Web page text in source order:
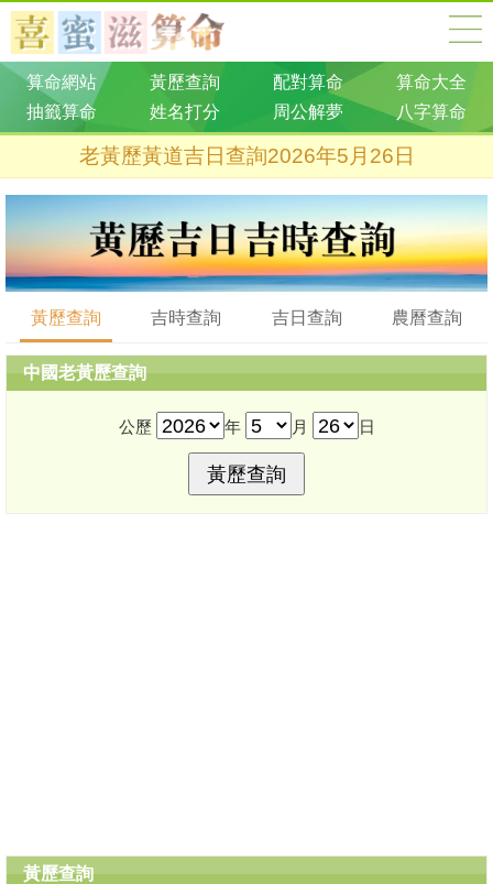
算命網站 黃歷查詢 配對算命
算命大全
抽籤算命
姓名打分 周公解夢 八字算命
老黃歷黃道吉日查詢2026年5月26日
黃歷查詢 吉時查詢 吉日查詢 農曆查詢
中國老黃歷查詢
公歷 年 月 日
黃歷查詢